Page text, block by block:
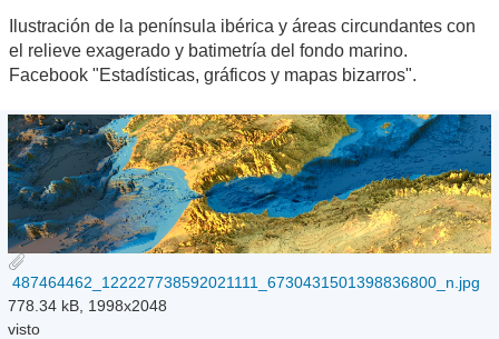
Ilustración de la península ibérica y áreas circundantes con
el relieve exagerado y batimetría del fondo marino.
Facebook "Estadísticas, gráficos y mapas bizarros".
487464462_122227738592021111_6730431501398836800_n.jpg
778.34 kB, 1998x2048
visto